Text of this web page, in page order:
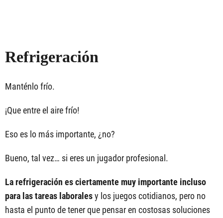
Refrigeración
Manténlo frío.
¡Que entre el aire frío!
Eso es lo más importante, ¿no?
Bueno, tal vez… si eres un jugador profesional.
La refrigeración es ciertamente muy importante incluso
para las tareas laboralesy los juegos cotidianos, pero no
hasta el punto de tener que pensar en costosas soluciones